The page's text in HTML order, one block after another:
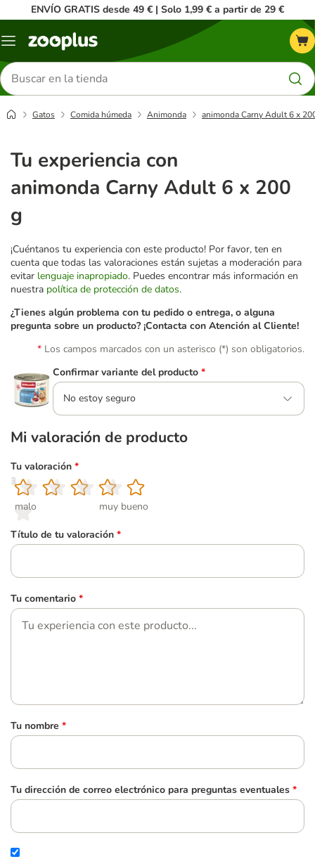
ENVÍO GRATIS desde 49 € | Solo 1,99 € a partir de 29 €
Menú
Buscar
productos
Gatos Comida húmeda Animonda animonda Carny Adult 6 x
Tu experiencia con
animonda Carny Adult 6 x 200
g
¡Cuéntanos tu experiencia con este producto! Por favor, ten en
cuenta que todas las valoraciones están sujetas a moderación para
evitar lenguaje inapropiado. Puedes encontrar más información en
nuestra política de protección de datos.
¿Tienes algún problema con tu pedido o entrega, o alguna
pregunta sobre un producto? ¡Contacta con Atención al Cliente!
Los campos marcados con un asterisco (*) son obligatorios.
Confirmar variante del producto *
No estoy seguro
Mi valoración de producto
Tu valoración *
1
malo
2
3
4
5
muy bueno
Título de tu valoración *
Tu comentario *
Tu nombre *
Tu dirección de correo electrónico para preguntas eventuales *